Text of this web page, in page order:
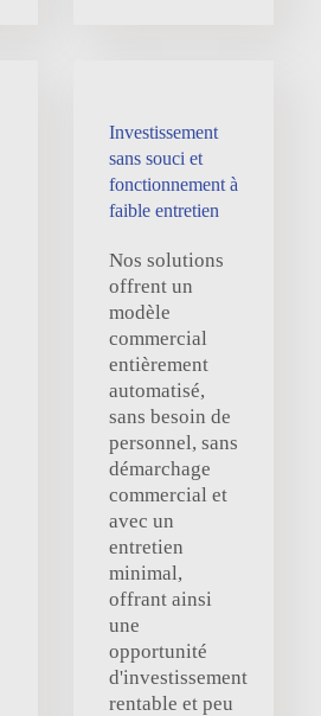
Investissement
sans souci et
fonctionnement à
faible entretien
Nos solutions
offrent un
modèle
commercial
entièrement
automatisé,
sans besoin de
personnel, sans
démarchage
commercial et
avec un
entretien
minimal,
offrant ainsi
une
opportunité
d'investissement
rentable et peu